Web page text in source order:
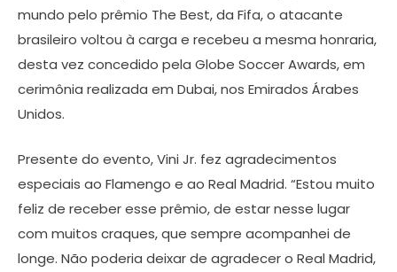
mundo pelo prêmio The Best, da Fifa, o atacante
brasileiro voltou à carga e recebeu a mesma honraria,
desta vez concedido pela Globe Soccer Awards, em
cerimônia realizada em Dubai, nos Emirados Árabes
Unidos.
Presente do evento, Vini Jr. fez agradecimentos
especiais ao Flamengo e ao Real Madrid. “Estou muito
feliz de receber esse prêmio, de estar nesse lugar
com muitos craques, que sempre acompanhei de
longe. Não poderia deixar de agradecer o Real Madrid,